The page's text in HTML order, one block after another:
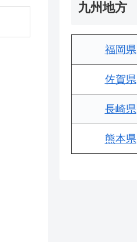
九州地方
福岡県
佐賀県
長崎県
熊本県